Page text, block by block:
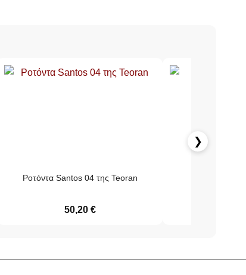
Ροτόντα Santos 04 της Teoran
50,20 €
❯